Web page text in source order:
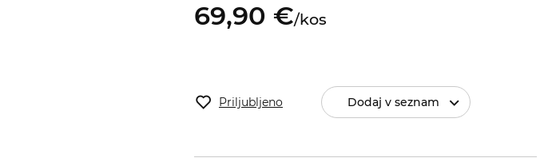
69,90 €/kos
Priljubljeno Dodaj v seznam